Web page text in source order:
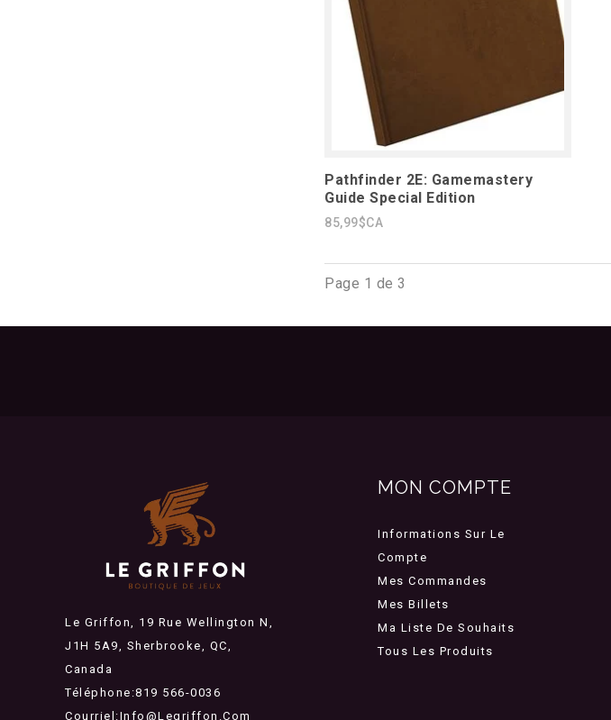
Pathfinder 2E: Gamemastery
Guide Special Edition
85,99$CA
Page 1 de 3
Le Griffon, 19 Rue Wellington N,
J1H 5A9, Sherbrooke, QC,
Canada
Téléphone:819 566-0036
Courriel:Info@legriffon.com
MON COMPTE
Informations Sur Le
Compte
Mes Commandes
Mes Billets
Ma Liste De Souhaits
Tous Les Produits